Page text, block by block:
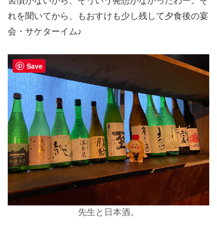
れを聞いてから、もおすけも少し残して夕食後の宴
会・サケターイム♪
先生と日本酒。
Save